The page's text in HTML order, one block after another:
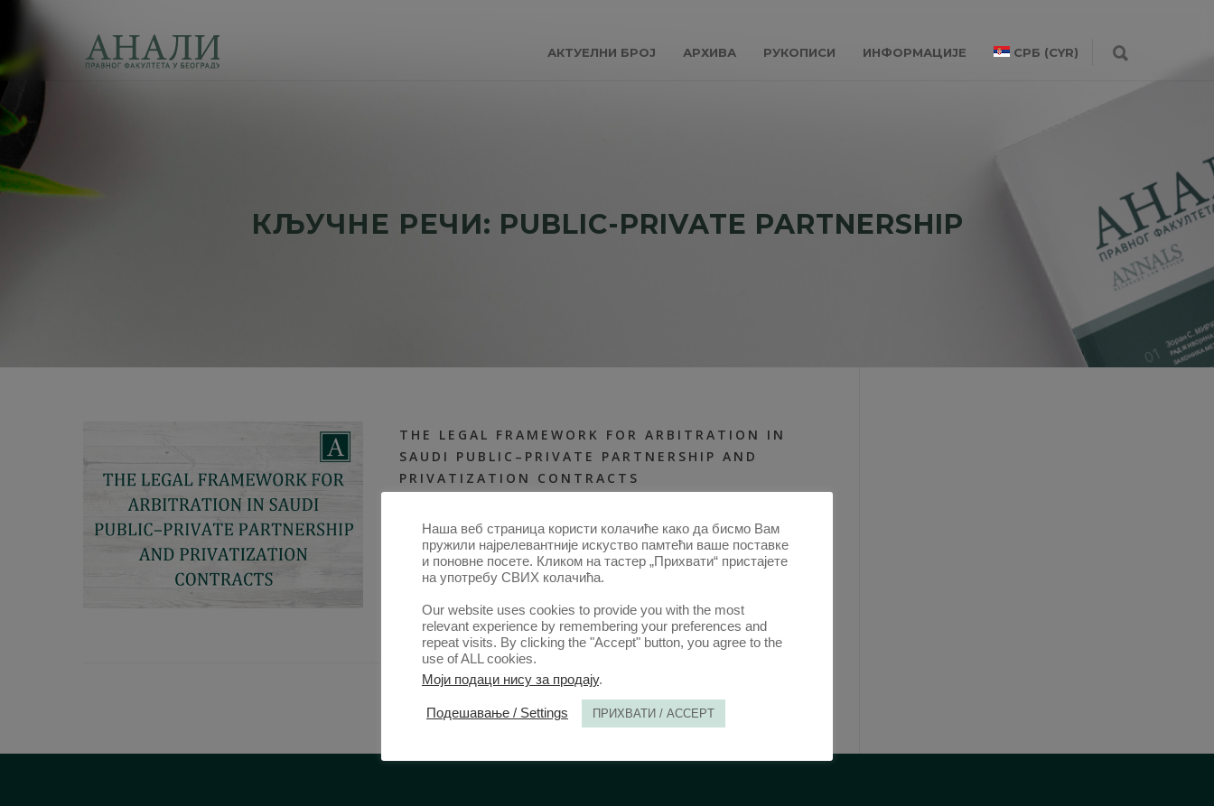
АКТУЕЛНИ БРОЈ АРХИВА РУКОПИСИ ИНФОРМАЦИЈЕ СРБ (CYR)
КЉУЧНЕ РЕЧИ: PUBLIC-PRIVATE PARTNERSHIP
THE LEGAL FRAMEWORK FOR ARBITRATION IN
SAUDI PUBLIC–PRIVATE PARTNERSHIP AND
PRIVATIZATION CONTRACTS
ЧЛАНЦИ,СВИ ЧЛАНЦИ ОД 2014
Наша веб страница користи колачиће како да бисмо Вам
пружили најрелевантније искуство памтећи ваше поставке
и поновне посете. Кликом на тастер „Прихвати“ пристајете
на употребу СВИХ колачића.
Our website uses cookies to provide you with the most
relevant experience by remembering your preferences and
repeat visits. By clicking the "Accept" button, you agree to the
use of ALL cookies.
Моји подаци нису за продају.
Подешавање / Settings ПРИХВАТИ / ACCEPT